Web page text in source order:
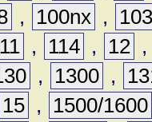
, 100nx ,
, 114 , 12
, 1300 ,
15 ,
1500/1600